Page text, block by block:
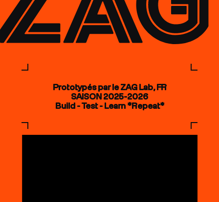
Prototypés par le ZAG Lab, FR
SAISON 2025-2026
Build - Test - Learn *Repeat*